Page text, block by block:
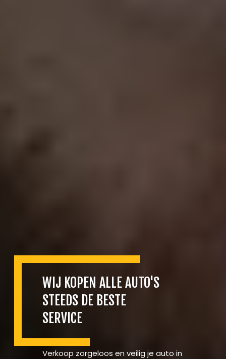
WIJ KOPEN ALLE AUTO'S
STEEDS DE BESTE
SERVICE
Verkoop zorgeloos en veilig je auto in